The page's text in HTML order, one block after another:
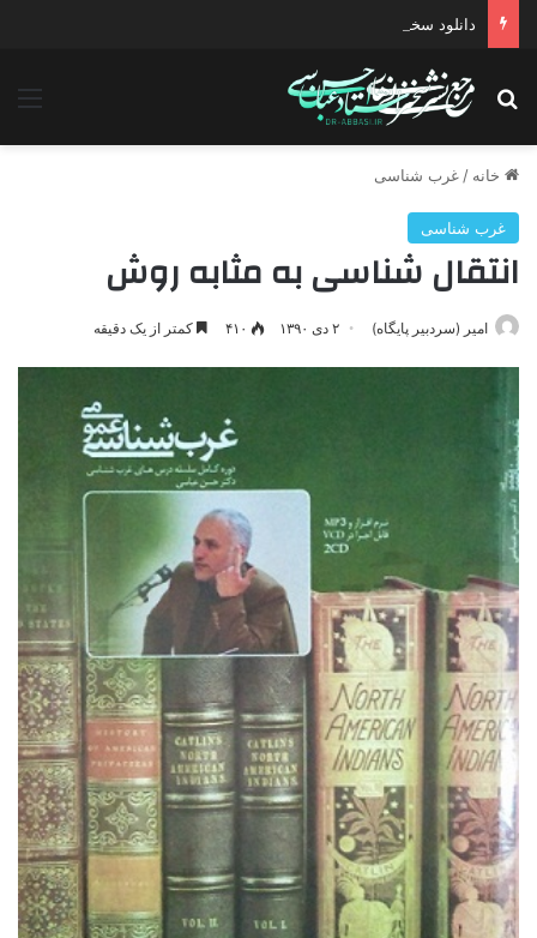
دانلود سخنرانی استاد حسن عباسی با موضوع چهار انتخاب ۱۴۰۰
جستجو برای
خانه / غرب شناسی
غرب شناسی
انتقال شناسی به مثابه روش
امیر (سردبیر پایگاه) ۲ دی ۱۳۹۰ ۴۱۰ کمتر از یک دقیقه